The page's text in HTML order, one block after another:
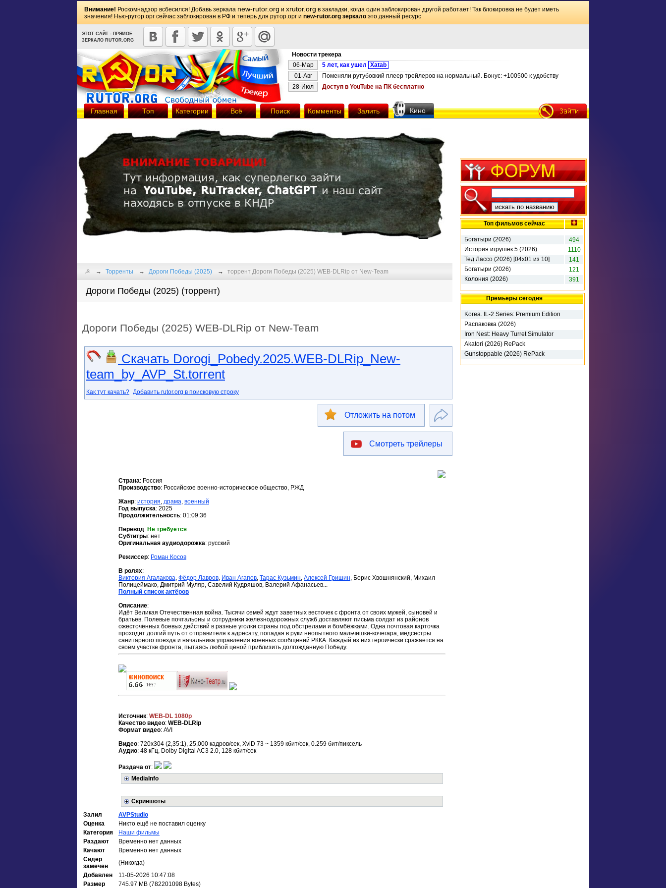
Внимание! Роскомнадзор всбесился! Добавь зеркала new-rutor.org и xrutor.org в закладки, когда один заблокирован другой работает! Так блокировка не будет иметь
значения! Нью-рутор.орг сейчас заблокирован в РФ и теперь для рутор.орг и new-rutor.org зеркало это данный ресурс
ЭТОТ САЙТ - ПРЯМОЕ
ЗЕРКАЛО RUTOR.ORG
Новости трекера
06-Мар
5 лет, как ушел Xatab
01-Авг
Поменяли рутубовкий плеер трейлеров на нормальный. Бонус: +100500 к удобству
28-Июл
Доступ в YouTube на ПК бесплатно
Главная Топ Категории Всё Поиск Комменты Залить Кино
☭ Торренты Дороги Победы (2025) торрент Дороги Победы (2025) WEB-DLRip от New-Team
Дороги Победы (2025) (торрент)
Дороги Победы (2025) WEB-DLRip от New-Team
Скачать Dorogi_Pobedy.2025.WEB-DLRip_New-
team_by_AVP_St.torrent
Как тут качать? Добавить rutor.org в поисковую строку
Отложить на потом
Смотреть трейлеры
Страна: Россия
Производство: Российское военно-историческое общество, РЖД
Жанр: история, драма, военный
Год выпуска: 2025
Продолжительность: 01:09:36
Перевод: Не требуется
Cубтитры: нет
Оригинальная аудиодорожка: русский
Режиссер: Роман Косов
В ролях:
Виктория Агалакова, Фёдор Лавров, Иван Агапов, Тарас Кузьмин, Алексей Гришин, Борис Хвошнянский, Михаил
Полицеймако, Дмитрий Муляр, Савелий Кудряшов, Валерий Афанасьев...
Полный список актёров
Описание:
Идёт Великая Отечественная война. Тысячи семей ждут заветных весточек с фронта от своих мужей, сыновей и
братьев. Полевые почтальоны и сотрудники железнодорожных служб доставляют письма солдат из районов
ожесточённых боевых действий в разные уголки страны под обстрелами и бомбёжками. Одна почтовая карточка
проходит долгий путь от отправителя к адресату, попадая в руки неопытного мальчишки-кочегара, медсестры
санитарного поезда и начальника управления военных сообщений РККА. Каждый из них героически сражается на
своём участке фронта, пытаясь любой ценой приблизить долгожданную Победу.
Источник: WEB-DL 1080p
Качество видео: WEB-DLRip
Формат видео: AVI
Видео: 720x304 (2,35:1), 25,000 кадров/сек, XviD 73 ~ 1359 кбит/сек, 0.259 бит/пиксель
Аудио: 48 кГц, Dolby Digital AC3 2.0, 128 кбит/сек
Раздача от:
MediaInfo
Скриншоты
Залил
AVPStudio
Оценка
Никто ещё не поставил оценку
Категория
Наши фильмы
Раздают
Временно нет данных
Качают
Временно нет данных
Сидер
замечен
(Никогда)
Добавлен
11-05-2026 10:47:08
Размер
745.97 MB (782201098 Bytes)
Топ фильмов сейчас
Богатыри (2026)
494
История игрушек 5 (2026)
1110
Тед Лассо (2026) [04х01 из 10]
141
Богатыри (2026)
121
Колония (2026)
391
Премьеры сегодня
Korea. IL-2 Series: Premium Edition
(2026) RePack
Распаковка (2026)
Iron Nest: Heavy Turret Simulator
(2026)
Akatori (2026) RePack
Gunstoppable (2026) RePack